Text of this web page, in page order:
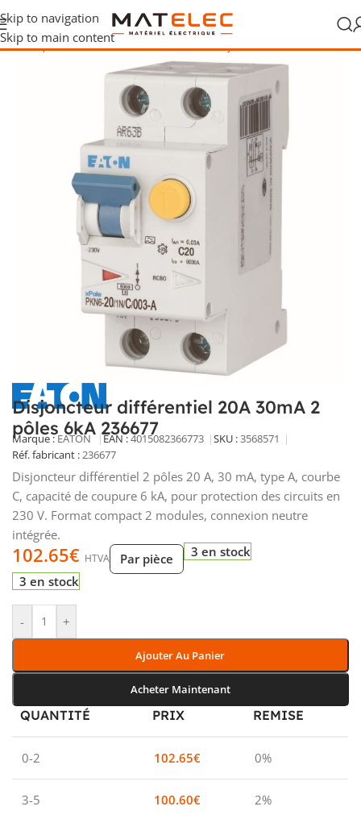
Skip to navigation
Skip to main content
électrique/Protections différentielles/Disjoncteurs différentiels
Disjoncteur différentiel 20A 30mA 2
pôles 6kA 236677
Marque :EATON EAN :4015082366773 SKU :3568571
Réf. fabricant :236677
Disjoncteur différentiel 2 pôles 20 A, 30 mA, type A, courbe
C, capacité de coupure 6 kA, pour protection des circuits en
230 V. Format compact 2 modules, connexion neutre
intégrée.
102.65€ HTVA Par pièce
3 en stock
3 en stock
- +
Ajouter Au Panier
Acheter Maintenant
QUANTITÉ PRIX REMISE
0-2 102.65€ 0%
3-5 100.60€ 2%